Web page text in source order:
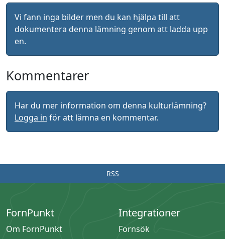
Vi fann inga bilder men du kan hjälpa till att
dokumentera denna lämning genom att ladda upp
en.
Kommentarer
Har du mer information om denna kulturlämning?
Logga in för att lämna en kommentar.
RSS
FornPunkt
Om FornPunkt
Integrationer
Fornsök